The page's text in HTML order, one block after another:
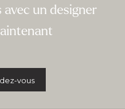
un designer
vous